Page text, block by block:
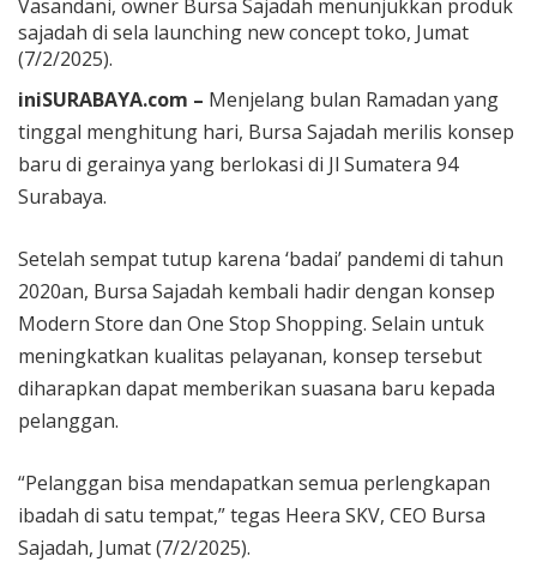
Vasandani, owner Bursa Sajadah menunjukkan produk
sajadah di sela launching new concept toko, Jumat
(7/2/2025).
iniSURABAYA.com – Menjelang bulan Ramadan yang
tinggal menghitung hari, Bursa Sajadah merilis konsep
baru di gerainya yang berlokasi di Jl Sumatera 94
Surabaya.
Setelah sempat tutup karena ‘badai’ pandemi di tahun
2020an, Bursa Sajadah kembali hadir dengan konsep
Modern Store dan One Stop Shopping. Selain untuk
meningkatkan kualitas pelayanan, konsep tersebut
diharapkan dapat memberikan suasana baru kepada
pelanggan.
“Pelanggan bisa mendapatkan semua perlengkapan
ibadah di satu tempat,” tegas Heera SKV, CEO Bursa
Sajadah, Jumat (7/2/2025).